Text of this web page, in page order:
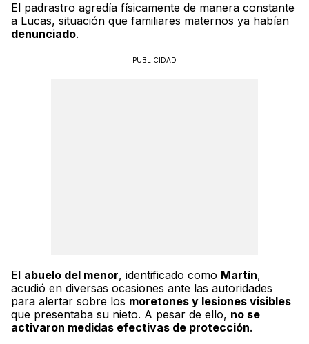
El padrastro agredía físicamente de manera constante
a Lucas, situación que familiares maternos ya habían
denunciado.
PUBLICIDAD
El abuelo del menor, identificado como Martín,
acudió en diversas ocasiones ante las autoridades
para alertar sobre los moretones y lesiones visibles
que presentaba su nieto. A pesar de ello, no se
activaron medidas efectivas de protección.